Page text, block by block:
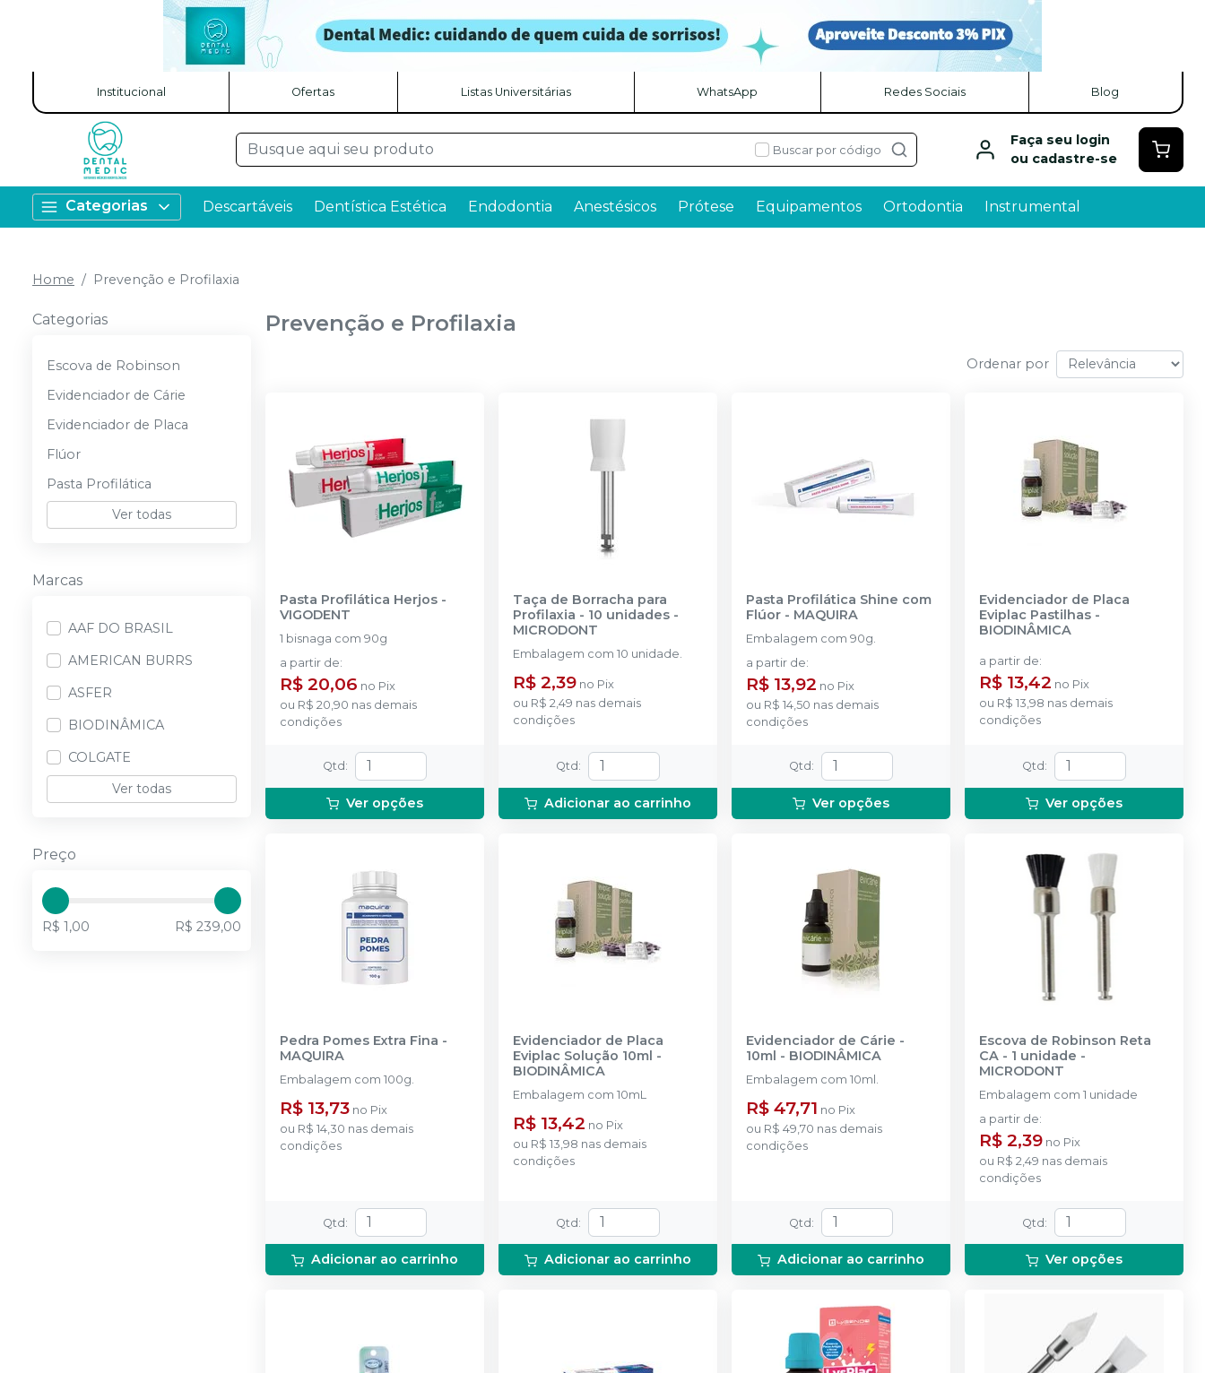
Institucional Ofertas Listas Universitárias WhatsApp Redes Sociais Blog
Buscar por código
Faça seu login
ou cadastre-se
Categorias Descartáveis Dentística Estética Endodontia Anestésicos Prótese Equipamentos Ortodontia Instrumental
Home Prevenção e Profilaxia
Categorias
Escova de Robinson
Evidenciador de Cárie
Evidenciador de Placa
Flúor
Pasta Profilática
Ver todas
Marcas
AAF DO BRASIL
AMERICAN BURRS
ASFER
BIODINÂMICA
COLGATE
Ver todas
Preço
R$ 1,00 R$ 239,00
Prevenção e Profilaxia
Ordenar por
Pasta Profilática Herjos -
VIGODENT
1 bisnaga com 90g
a partir de:
R$ 20,06 no Pix
ou R$ 20,90 nas demais
condições
Qtd :
Ver opções
Taça de Borracha para
Profilaxia - 10 unidades -
MICRODONT
Embalagem com 10 unidade.
R$ 2,39 no Pix
ou R$ 2,49 nas demais
condições
Qtd :
Adicionar ao carrinho
Pasta Profilática Shine com
Flúor - MAQUIRA
Embalagem com 90g.
a partir de:
R$ 13,92 no Pix
ou R$ 14,50 nas demais
condições
Qtd :
Ver opções
Evidenciador de Placa
Eviplac Pastilhas -
BIODINÂMICA
a partir de:
R$ 13,42 no Pix
ou R$ 13,98 nas demais
condições
Qtd :
Ver opções
Pedra Pomes Extra Fina -
MAQUIRA
Embalagem com 100g.
R$ 13,73 no Pix
ou R$ 14,30 nas demais
condições
Qtd:
Adicionar ao carrinho
Evidenciador de Placa
Eviplac Solução 10ml -
BIODINÂMICA
Embalagem com 10mL
R$ 13,42 no Pix
ou R$ 13,98 nas demais
condições
Qtd:
Adicionar ao carrinho
Evidenciador de Cárie -
10ml - BIODINÂMICA
Embalagem com 10ml.
R$ 47,71 no Pix
ou R$ 49,70 nas demais
condições
Qtd:
Adicionar ao carrinho
Escova de Robinson Reta
CA - 1 unidade -
MICRODONT
Embalagem com 1 unidade
a partir de:
R$ 2,39 no Pix
ou R$ 2,49 nas demais
condições
Qtd:
Ver opções